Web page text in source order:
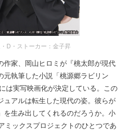
D・ストーカー：金子昇
作家、岡山ヒロミが『桃太郎が現代
元執筆した小説「桃源郷ラビリン
は実写映画化が決定している。この
ュアルは転生した現代の姿。彼らが
を生み出してくれるのだろうか。小
ミックスプロジェクトのひとつであ